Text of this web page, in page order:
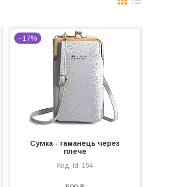
–17%
Сумка - гаманець через
плече
id_194